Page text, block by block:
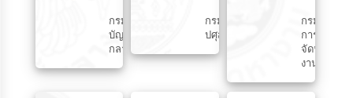
กรม
บัญชี
กลาง
กรม
ปศุสัตว์
กรม
การ
จัดหา
งาน